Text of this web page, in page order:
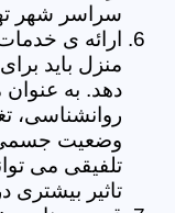
سراسر شهر
ارائه ی
منزل باید
دهد. به عنوان
روانشناسی،
وضعیت جسمی
تلفیقی می
تاثیر بیشتری